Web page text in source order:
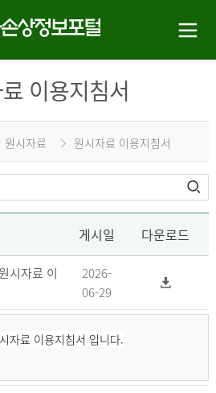
이용지침서
원시자료 원시자료 이용지침서
게시일 다운로드
시자료 이
2026-
06-29
자료 이용지침서 입니다.